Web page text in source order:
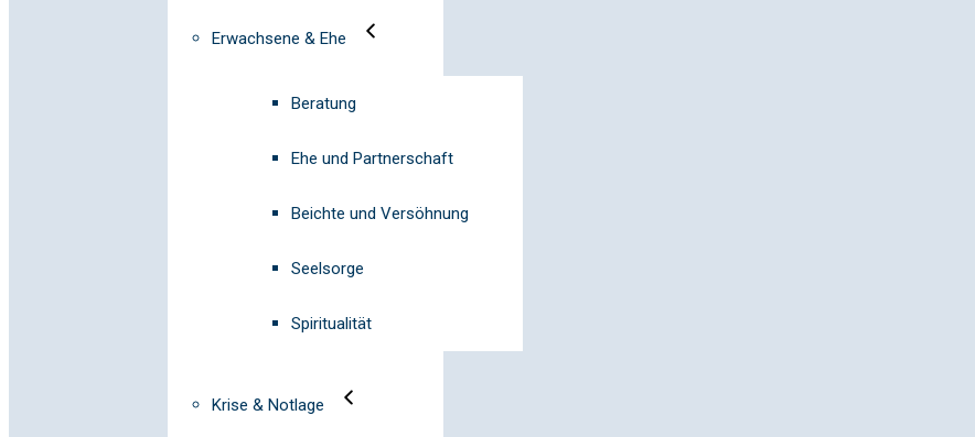
Erwachsene & Ehe
Beratung
Ehe und Partnerschaft
Beichte und Versöhnung
Seelsorge
Spiritualität
Krise & Notlage